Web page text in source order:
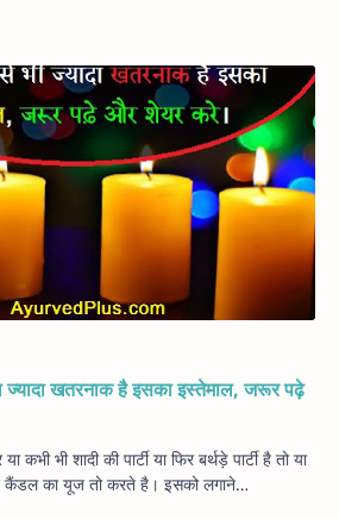
ज्यादा खतरनाक है इसका इस्तेमाल, जरूर पढ़े
भी शादी की पार्टी या फिर बर्थड़े पार्टी है तो या
कैंडल का यूज तो करते है। इसको लगाने…